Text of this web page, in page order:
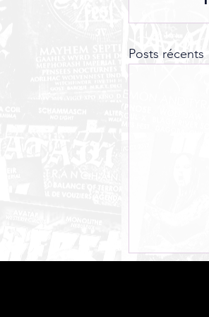
Posts récents